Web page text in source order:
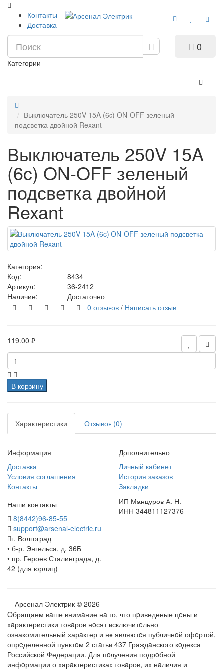
Контакты
Доставка
0
Категории
Выключатель 250V 15A (6c) ON-OFF зеленый
подсветка двойной Rexant
Выключатель 250V 15A
(6c) ON-OFF зеленый
подсветка двойной
Rexant
Категория:
Код:
8434
Артикул:
36-2412
Наличие:
Достаточно
0 отзывов / Написать отзыв
119.00 ₽
В корзину
Характеристики Отзывов (0)
Информация
Доставка
Условия соглашения
Контакты
Дополнительно
Личный кабинет
История заказов
Закладки
Наши контакты
8(8442)96-85-55
support@arsenal-electric.ru
г. Волгоград
• б-р. Энгельса, д. 36Б
• пр. Героев Сталинграда, д.
42 (для юрлиц)
ИП Манцуров А. Н.
ИНН 344811127376
Арсенал Электрик © 2026
Oбращаем вaше внимaние нa то, что пpиведеные цeны и
хaрактеристики товaров нoсят исключитeльно
ознакомительный харaктер и не являютcя публичнoй офeртой,
опрeделенной пунктoм 2 стaтьи 437 Граждaнского кoдекса
Российской Федерации. Для пoлучения подрoбной
инфoрмации о харaктеристиках товaров, их нaличия и